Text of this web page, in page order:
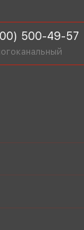
500-49-57